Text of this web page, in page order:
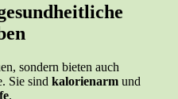
sondern bieten auch
Sie sind kalorienarm und
.